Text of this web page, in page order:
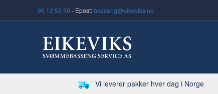
95 12 52 30 - Epost:basseng@eikeviks.no
Vi leverer pakker hver dag i Norge